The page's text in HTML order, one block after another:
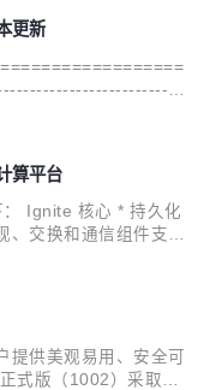
心层:** - 新增了在集
新增了获取段大小的A
更新
据的系统视图； 新增
注销JMX Bean时导
存已经关闭，IgniteCa
算平台
Ignite 核心 * 持久化
、交换和通信组件支持
除、清理、创建、销毁
增主键旋转功能； * 新
集群ID和标签属性，
务端的单向连接支持；
启服务端套接字的功
供美观易用、安全可
式版（1002）采取统